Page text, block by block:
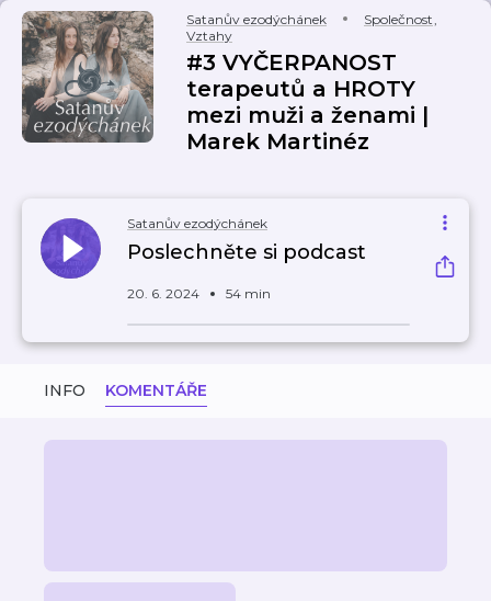
Satanův ezodýchánek Společnost,
Vztahy
#3 VYČERPANOST
terapeutů a HROTY
mezi muži a ženami |
Marek Martinéz
Satanův ezodýchánek
Poslechněte si podcast
20. 6. 2024 54 min
INFO KOMENTÁŘE